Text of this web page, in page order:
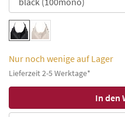
Nur noch wenige auf Lager
Lieferzeit 2-5 Werktage*